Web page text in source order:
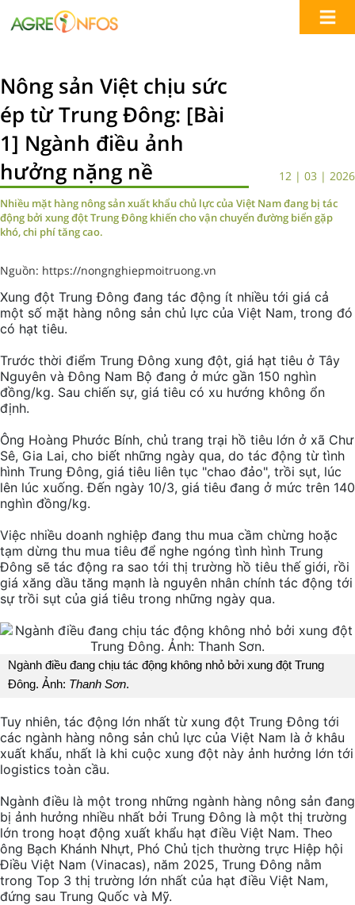
Nông sản Việt chịu sức
ép từ Trung Đông: [Bài
1] Ngành điều ảnh
hưởng nặng nề
12 | 03 | 2026
Nhiều mặt hàng nông sản xuất khẩu chủ lực của Việt Nam đang bị tác
động bởi xung đột Trung Đông khiến cho vận chuyển đường biển gặp
khó, chi phí tăng cao.
Nguồn: https://nongnghiepmoitruong.vn
Xung đột Trung Đông đang tác động ít nhiều tới giá cả
một số mặt hàng nông sản chủ lực của Việt Nam, trong đó
có hạt tiêu.
Trước thời điểm Trung Đông xung đột, giá hạt tiêu ở Tây
Nguyên và Đông Nam Bộ đang ở mức gần 150 nghìn
đồng/kg. Sau chiến sự, giá tiêu có xu hướng không ổn
định.
Ông Hoàng Phước Bính, chủ trang trại hồ tiêu lớn ở xã Chư
Sê, Gia Lai, cho biết những ngày qua, do tác động từ tình
hình Trung Đông, giá tiêu liên tục "chao đảo", trồi sụt, lúc
lên lúc xuống. Đến ngày 10/3, giá tiêu đang ở mức trên 140
nghìn đồng/kg.
Việc nhiều doanh nghiệp đang thu mua cầm chừng hoặc
tạm dừng thu mua tiêu để nghe ngóng tình hình Trung
Đông sẽ tác động ra sao tới thị trường hồ tiêu thế giới, rồi
giá xăng dầu tăng mạnh là nguyên nhân chính tác động tới
sự trồi sụt của giá tiêu trong những ngày qua.
Ngành điều đang chịu tác động không nhỏ bởi xung đột Trung
Đông. Ảnh: Thanh Sơn.
Tuy nhiên, tác động lớn nhất từ xung đột Trung Đông tới
các ngành hàng nông sản chủ lực của Việt Nam là ở khâu
xuất khẩu, nhất là khi cuộc xung đột này ảnh hưởng lớn tới
logistics toàn cầu.
Ngành điều là một trong những ngành hàng nông sản đang
bị ảnh hưởng nhiều nhất bởi Trung Đông là một thị trường
lớn trong hoạt động xuất khẩu hạt điều Việt Nam. Theo
ông Bạch Khánh Nhựt, Phó Chủ tịch thường trực Hiệp hội
Điều Việt Nam (Vinacas), năm 2025, Trung Đông nằm
trong Top 3 thị trường lớn nhất của hạt điều Việt Nam,
đứng sau Trung Quốc và Mỹ.